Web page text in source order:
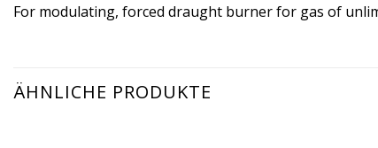
For modulating, forced draught burner for gas of
ÄHNLICHE PRODUKTE